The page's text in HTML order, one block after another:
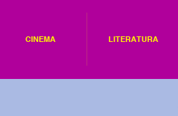
CINEMA LITERATURA